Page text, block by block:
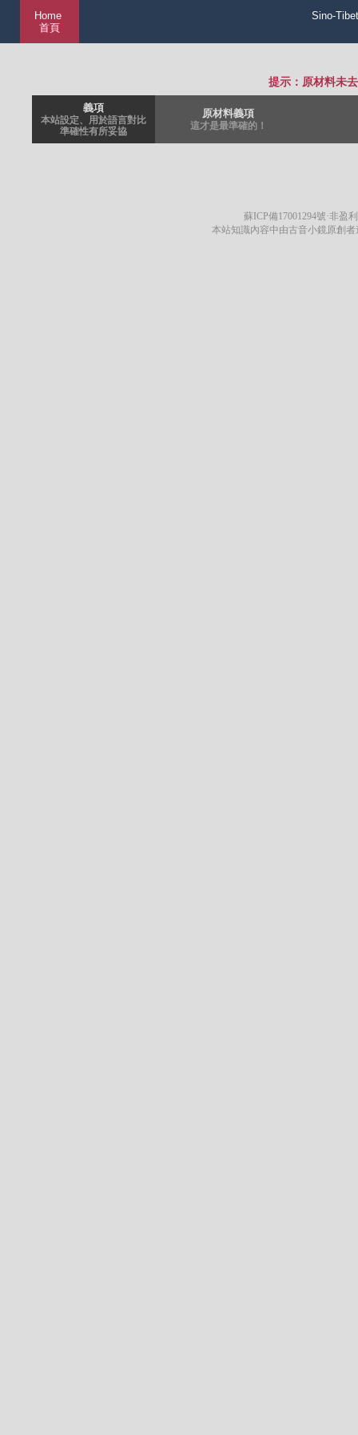
Home
首頁
Sino-
提示：原材料未
義項
本站設定、用於語言對比
準確性有所妥協
原材料義項
這才是最準確的！
蘇ICP備17001294號·非盈
本站知識內容中由古音小鏡原創